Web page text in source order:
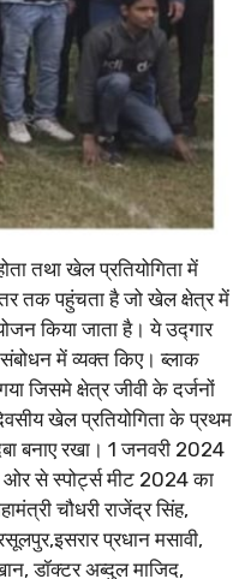
तथा खेल प्रतियोगिता में
तक पहुंचता है जो खेल क्षेत्र में
किया जाता है। ये उद्गार
में व्यक्त किए। ब्लाक
जिसमे क्षेत्र जीवी के दर्जनों
खेल प्रतियोगिता के प्रथम
बनाए रखा। 1 जनवरी 2024
से स्पोर्ट्स मीट 2024 का
चौधरी राजेंद्र सिंह,
प्रधान मसावी,
डॉक्टर अब्दुल माजिद,